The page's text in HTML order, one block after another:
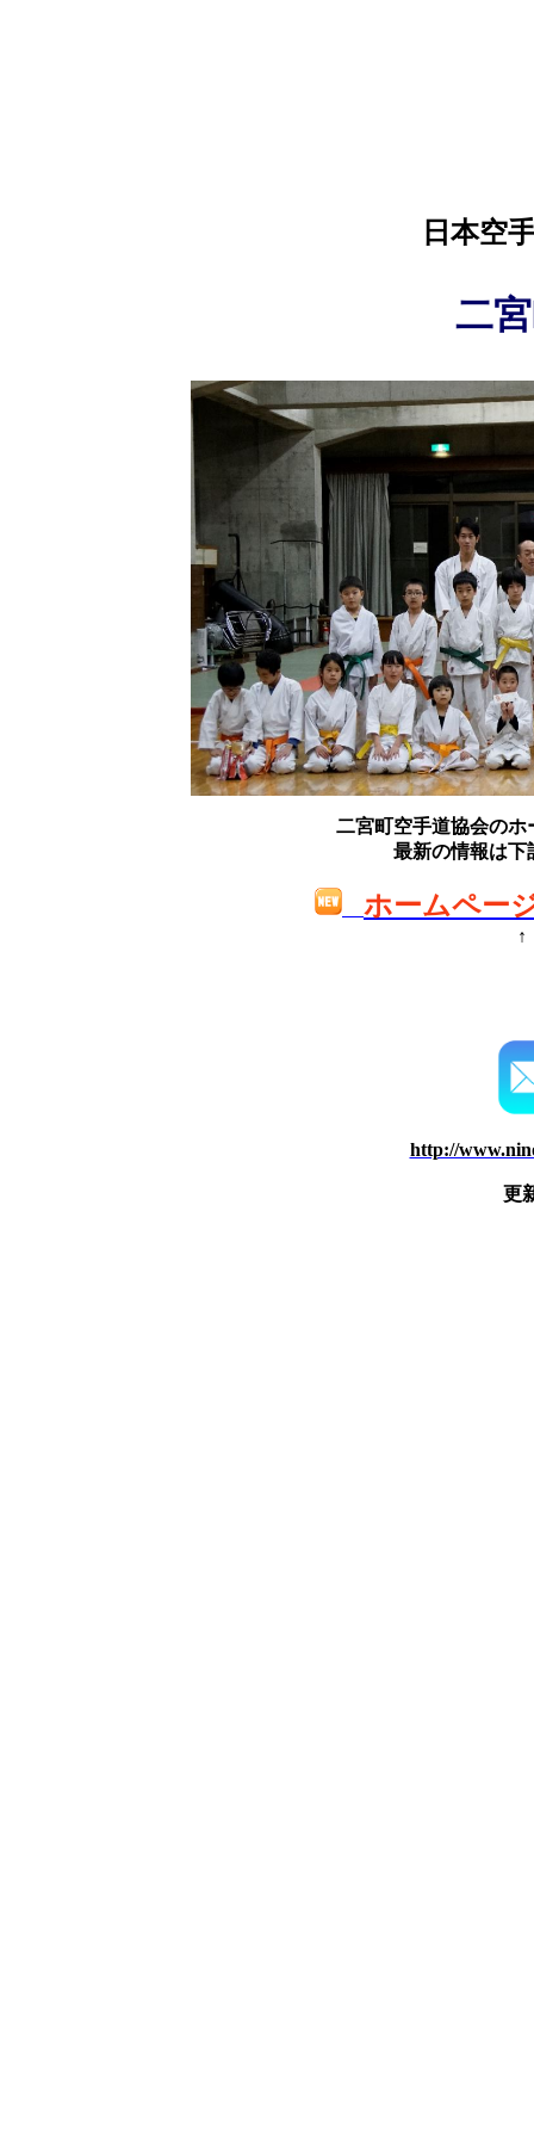
日本空
二
二宮町空手道協会の
最新の情報は下
ホームペー
http://
更